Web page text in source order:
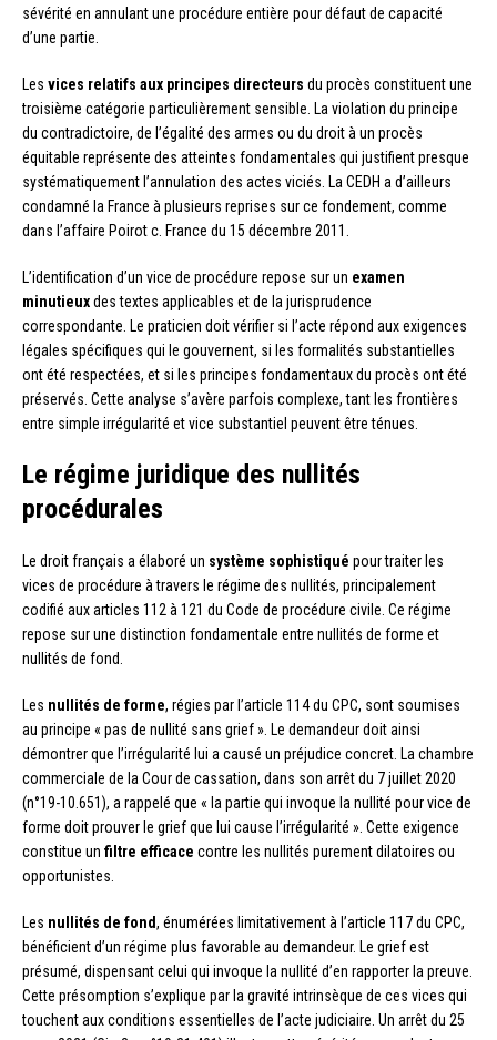
sévérité en annulant une procédure entière pour défaut de capacité
d’une partie.
Les vices relatifs aux principes directeurs du procès constituent une
troisième catégorie particulièrement sensible. La violation du principe
du contradictoire, de l’égalité des armes ou du droit à un procès
équitable représente des atteintes fondamentales qui justifient presque
systématiquement l’annulation des actes viciés. La CEDH a d’ailleurs
condamné la France à plusieurs reprises sur ce fondement, comme
dans l’affaire Poirot c. France du 15 décembre 2011.
L’identification d’un vice de procédure repose sur un examen
minutieuxdes textes applicables et de la jurisprudence
correspondante. Le praticien doit vérifier si l’acte répond aux exigences
légales spécifiques qui le gouvernent, si les formalités substantielles
ont été respectées, et si les principes fondamentaux du procès ont été
préservés. Cette analyse s’avère parfois complexe, tant les frontières
entre simple irrégularité et vice substantiel peuvent être ténues.
Le régime juridique des nullités
procédurales
Le droit français a élaboré un système sophistiqué pour traiter les
vices de procédure à travers le régime des nullités, principalement
codifié aux articles 112 à 121 du Code de procédure civile. Ce régime
repose sur une distinction fondamentale entre nullités de forme et
nullités de fond.
Les nullités de forme, régies par l’article 114 du CPC, sont soumises
au principe « pas de nullité sans grief ». Le demandeur doit ainsi
démontrer que l’irrégularité lui a causé un préjudice concret. La chambre
commerciale de la Cour de cassation, dans son arrêt du 7 juillet 2020
(n°19-10.651), a rappelé que « la partie qui invoque la nullité pour vice de
forme doit prouver le grief que lui cause l’irrégularité ». Cette exigence
constitue un filtre efficace contre les nullités purement dilatoires ou
opportunistes.
Les nullités de fond, énumérées limitativement à l’article 117 du CPC,
bénéficient d’un régime plus favorable au demandeur. Le grief est
présumé, dispensant celui qui invoque la nullité d’en rapporter la preuve.
Cette présomption s’explique par la gravité intrinsèque de ces vices qui
touchent aux conditions essentielles de l’acte judiciaire. Un arrêt du 25